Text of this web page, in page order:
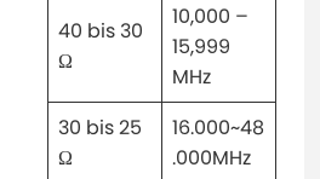
40 bis 30
Ω
10,000 –
15,999
MHz
30 bis 25
Ω
16.000~48
.000MHz